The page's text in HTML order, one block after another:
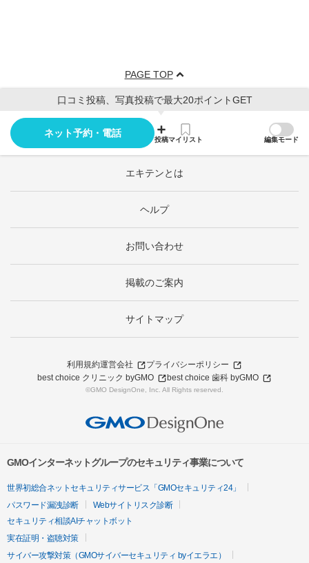
PAGE TOP
口コミ投稿、写真投稿で最大20ポイントGET
ネット予約・電話
投稿マイリスト 編集モード
エキテンとは
ヘルプ
お問い合わせ
掲載のご案内
サイトマップ
利用規約運営会社
プライバシーポリシー
best choice クリニック byGMO
best choice 歯科 byGMO
©GMO DesignOne, Inc. All Rights reserved.
GMOインターネットグループのセキュリティ事業について
世界初総合ネットセキュリティサービス「GMOセキュリティ24」
パスワード漏洩診断
Webサイトリスク診断
セキュリティ相談AIチャットボット
実在証明・盗聴対策
サイバー攻撃対策（GMOサイバーセキュリティ byイエラエ）